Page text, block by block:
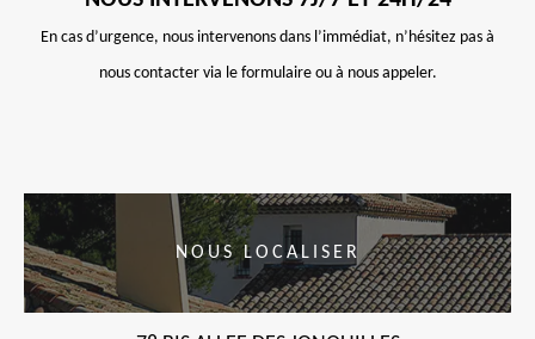
En cas d’urgence, nous intervenons dans l’immédiat, n’hésitez pas à
nous contacter via le formulaire ou à nous appeler.
NOUS LOCALISER